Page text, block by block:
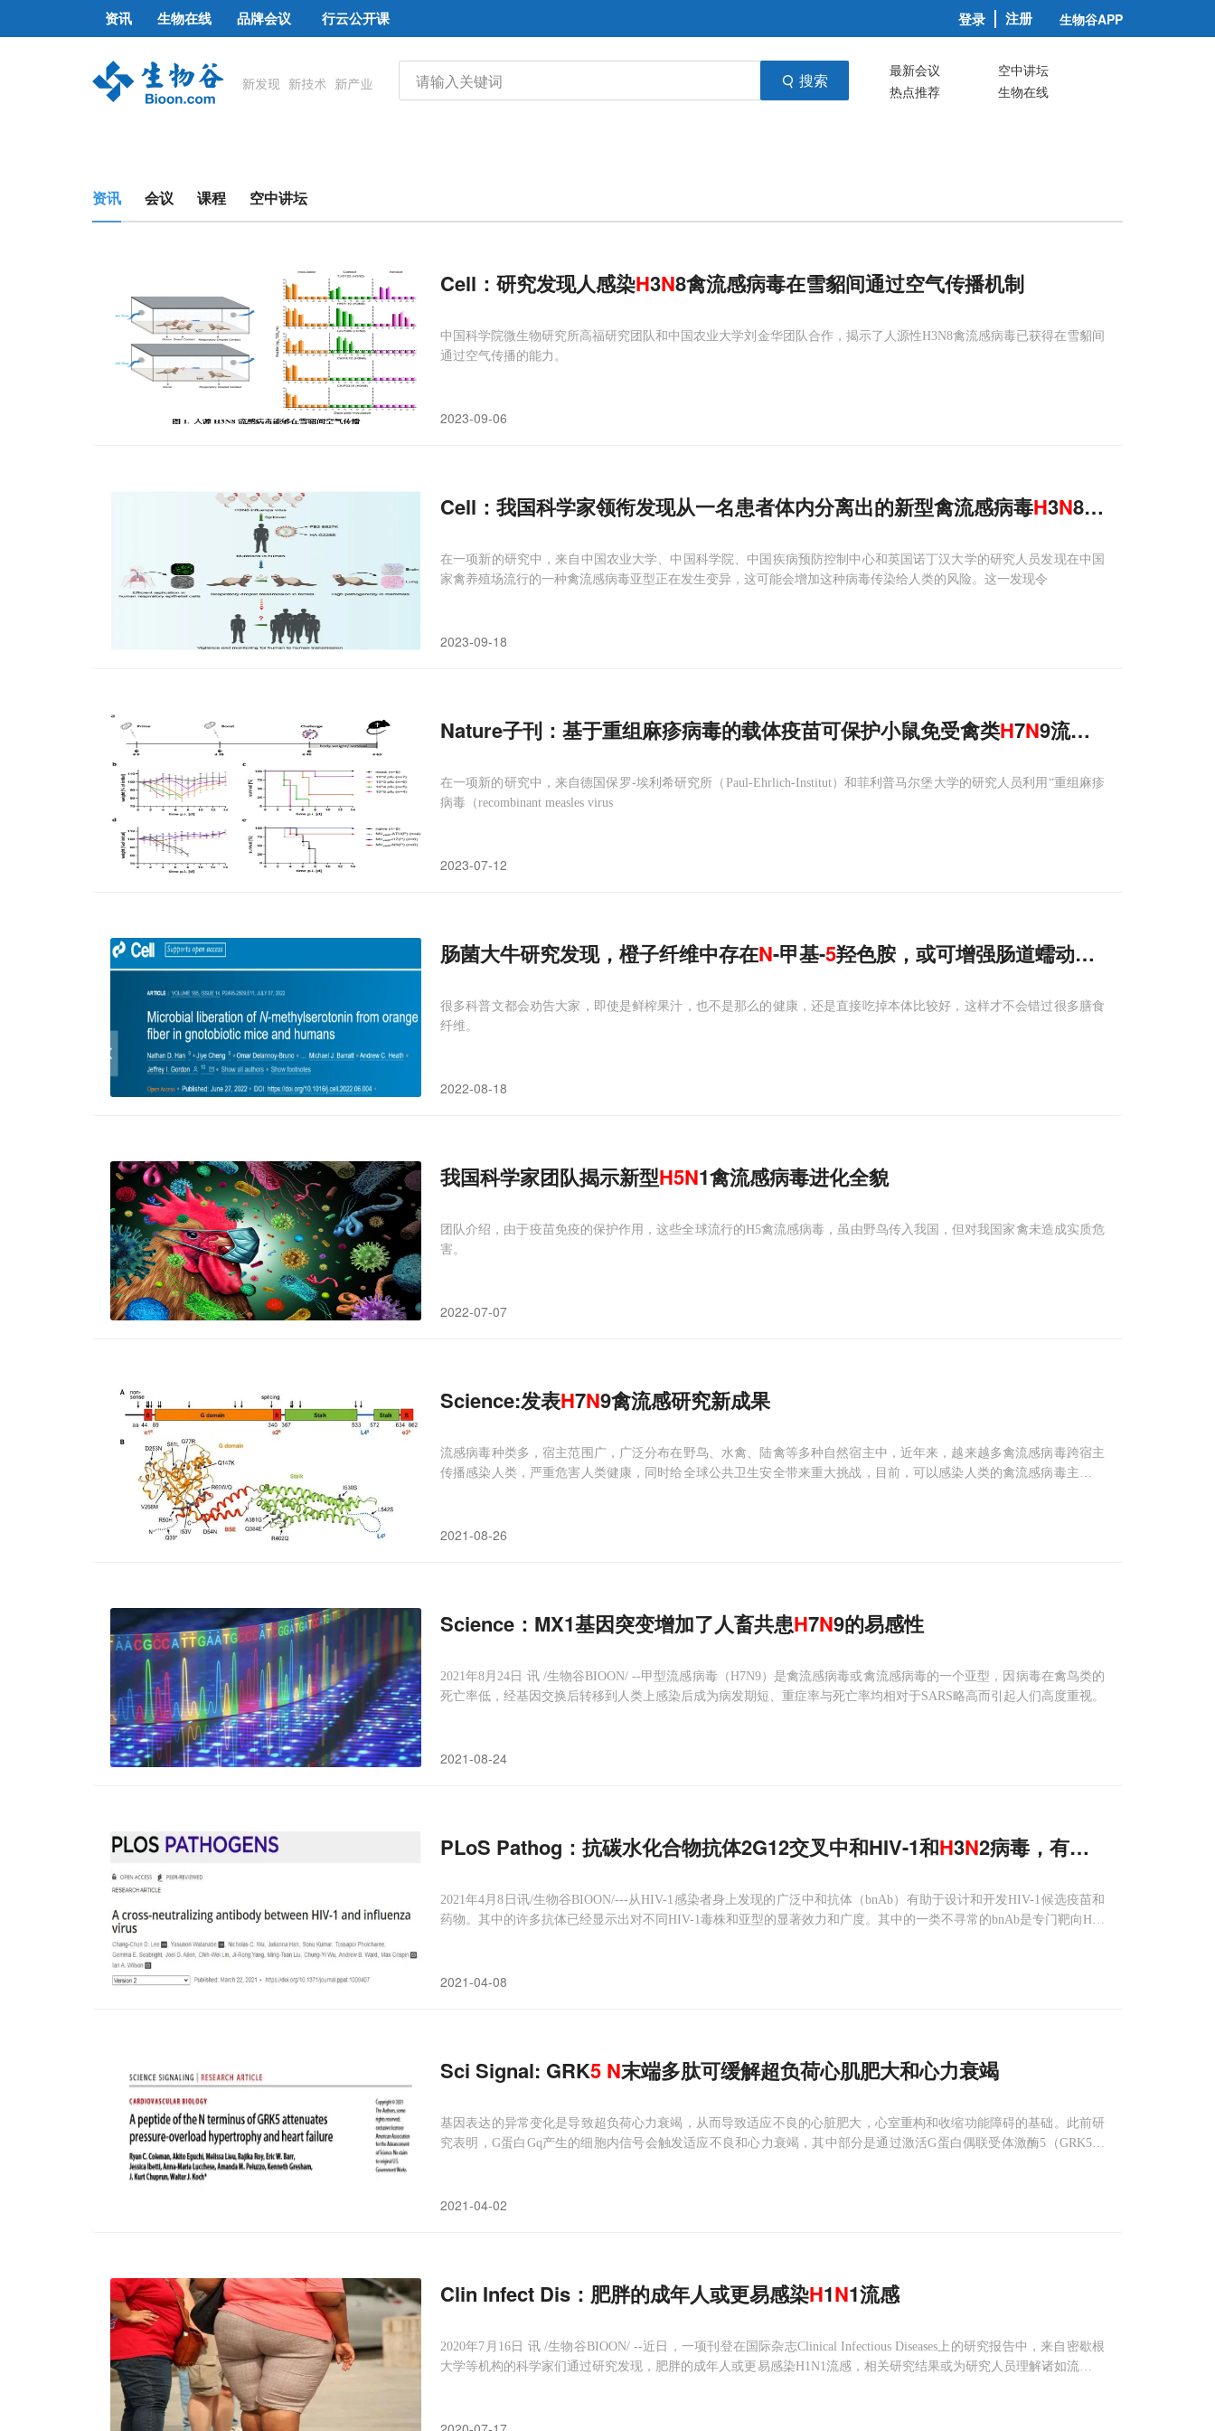
资讯 生物在线 品牌会议 行云公开课 登录 注册 生物谷APP
搜索 最新会议
空中讲坛
热点推荐
生物在线
资讯 会议 课程 空中讲坛
Cell：研究发现人感染H3N8禽流感病毒在雪貂间通过空气传播机制
中国科学院微生物研究所高福研究团队和中国农业大学刘金华团队合作，揭示了人源性H3N8禽流感病毒已获得在雪貂间
通过空气传播的能力。
2023-09-06
Cell：我国科学家领衔发现从一名患者体内分离出的新型禽流感病毒H3N8可通过飞沫在
在一项新的研究中，来自中国农业大学、中国科学院、中国疾病预防控制中心和英国诺丁汉大学的研究人员发现在中国
家禽养殖场流行的一种禽流感病毒亚型正在发生变异，这可能会增加这种病毒传染给人类的风险。这一发现令
2023-09-18
Nature子刊：基于重组麻疹病毒的载体疫苗可保护小鼠免受禽类H7N9流感病毒感染
在一项新的研究中，来自德国保罗-埃利希研究所（Paul-Ehrlich-Institut）和菲利普马尔堡大学的研究人员利用“重组麻疹
病毒（recombinant measles virus
2023-07-12
肠菌大牛研究发现，橙子纤维中存在N-甲基-5羟色胺，或可增强肠道蠕动，改善肥胖
很多科普文都会劝告大家，即使是鲜榨果汁，也不是那么的健康，还是直接吃掉本体比较好，这样才不会错过很多膳食
纤维。
2022-08-18
我国科学家团队揭示新型H5N1禽流感病毒进化全貌
团队介绍，由于疫苗免疫的保护作用，这些全球流行的H5禽流感病毒，虽由野鸟传入我国，但对我国家禽未造成实质危
害。
2022-07-07
Science:发表H7N9禽流感研究新成果
流感病毒种类多，宿主范围广，广泛分布在野鸟、水禽、陆禽等多种自然宿主中，近年来，越来越多禽流感病毒跨宿主
传播感染人类，严重危害人类健康，同时给全球公共卫生安全带来重大挑战，目前，可以感染人类的禽流感病毒主要包
2021-08-26
Science：MX1基因突变增加了人畜共患H7N9的易感性
2021年8月24日 讯 /生物谷BIOON/ --甲型流感病毒（H7N9）是禽流感病毒或禽流感病毒的一个亚型，因病毒在禽鸟类的
死亡率低，经基因交换后转移到人类上感染后成为病发期短、重症率与死亡率均相对于SARS略高而引起人们高度重视。
2021-08-24
PLoS Pathog：抗碳水化合物抗体2G12交叉中和HIV-1和H3N2病毒，有望作为对抗有
2021年4月8日讯/生物谷BIOON/---从HIV-1感染者身上发现的广泛中和抗体（bnAb）有助于设计和开发HIV-1候选疫苗和
药物。其中的许多抗体已经显示出对不同HIV-1毒株和亚型的显著效力和广度。其中的一类不寻常的bnAb是专门靶向HIV
2021-04-08
Sci Signal: GRK5 N末端多肽可缓解超负荷心肌肥大和心力衰竭
基因表达的异常变化是导致超负荷心力衰竭，从而导致适应不良的心脏肥大，心室重构和收缩功能障碍的基础。此前研
究表明，G蛋白Gq产生的细胞内信号会触发适应不良和心力衰竭，其中部分是通过激活G蛋白偶联受体激酶5（GRK5）
2021-04-02
Clin Infect Dis：肥胖的成年人或更易感染H1N1流感
2020年7月16日 讯 /生物谷BIOON/ --近日，一项刊登在国际杂志Clinical Infectious Diseases上的研究报告中，来自密歇根
大学等机构的科学家们通过研究发现，肥胖的成年人或更易感染H1N1流感，相关研究结果或为研究人员理解诸如流感或